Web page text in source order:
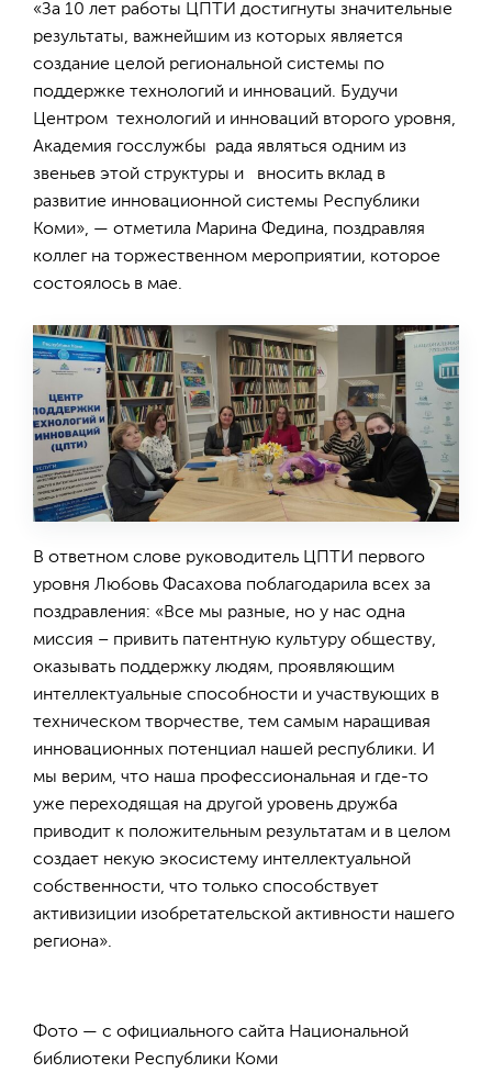
«За 10 лет работы ЦПТИ достигнуты значительные
результаты, важнейшим из которых является
создание целой региональной системы по
поддержке технологий и инноваций. Будучи
Центром технологий и инноваций второго уровня,
Академия госслужбы рада являться одним из
звеньев этой структуры и вносить вклад в
развитие инновационной системы Республики
Коми», — отметила Марина Федина, поздравляя
коллег на торжественном мероприятии, которое
состоялось в мае.
В ответном слове руководитель ЦПТИ первого
уровня Любовь Фасахова поблагодарила всех за
поздравления: «Все мы разные, но у нас одна
миссия – привить патентную культуру обществу,
оказывать поддержку людям, проявляющим
интеллектуальные способности и участвующих в
техническом творчестве, тем самым наращивая
инновационных потенциал нашей республики. И
мы верим, что наша профессиональная и где-то
уже переходящая на другой уровень дружба
приводит к положительным результатам и в целом
создает некую экосистему интеллектуальной
собственности, что только способствует
активизиции изобретательской активности нашего
региона».
Фото — с официального сайта Национальной
библиотеки Республики Коми